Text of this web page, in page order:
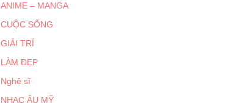
ANIME – MANGA
CUỘC SỐNG
GIẢI TRÍ
LÀM ĐẸP
Nghệ sĩ
NHẠC ÂU MỸ